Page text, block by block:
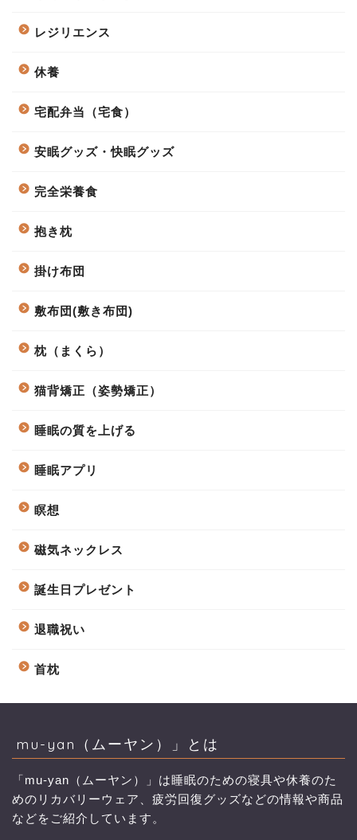
レジリエンス
休養
宅配弁当（宅食）
安眠グッズ・快眠グッズ
完全栄養食
抱き枕
掛け布団
敷布団(敷き布団)
枕（まくら）
猫背矯正（姿勢矯正）
睡眠の質を上げる
睡眠アプリ
瞑想
磁気ネックレス
誕生日プレゼント
退職祝い
首枕
mu-yan（ムーヤン）」とは
「mu-yan（ムーヤン）」は睡眠のための寝具や休養のた
めのリカバリーウェア、疲労回復グッズなどの情報や商品
などをご紹介しています。